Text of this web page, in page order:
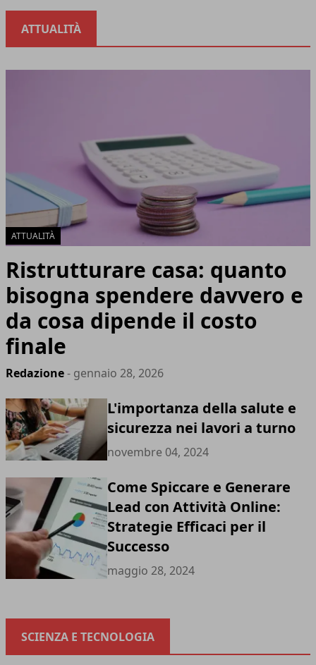
ATTUALITÀ
ATTUALITÀ
Ristrutturare casa: quanto
bisogna spendere davvero e
da cosa dipende il costo
finale
Redazione- gennaio 28, 2026
L'importanza della salute e
sicurezza nei lavori a turno
novembre 04, 2024
Come Spiccare e Generare
Lead con Attività Online:
Strategie Efficaci per il
Successo
maggio 28, 2024
SCIENZA E TECNOLOGIA